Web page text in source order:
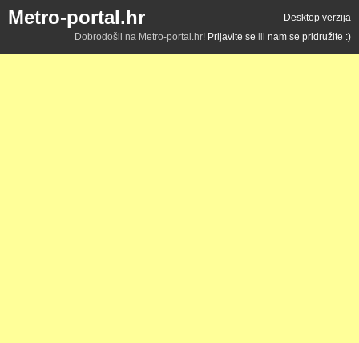
Metro-portal.hr
Desktop verzija
Dobrodošli na Metro-portal.hr! Prijavite se ili nam se pridružite :)